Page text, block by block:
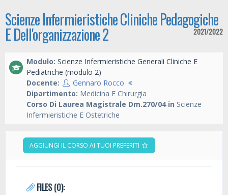
Scienze Infermieristiche Cliniche Pedagogiche
E Dell'organizzazione 2 2021/2022
Modulo: Scienze Infermieristiche Generali Cliniche E
Pediatriche (modulo 2)
Docente:
Gennaro Rocco
Dipartimento: Medicina E Chirurgia
Corso Di Laurea Magistrale Dm.270/04 in Scienze
Infermieristiche E Ostetriche
AGGIUNGI IL CORSO AI TUOI PREFERITI
FILES (0):